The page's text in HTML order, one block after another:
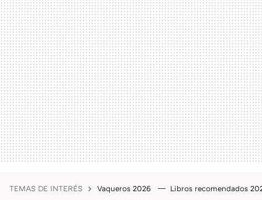
TEMAS DE INTERÉS Vaqueros 2026 Libros recomendados